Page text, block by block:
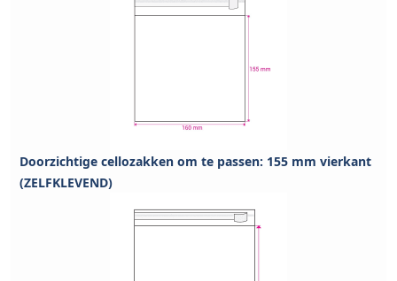
Doorzichtige cellozakken om te passen: 155 mm vierkant
(ZELFKLEVEND)